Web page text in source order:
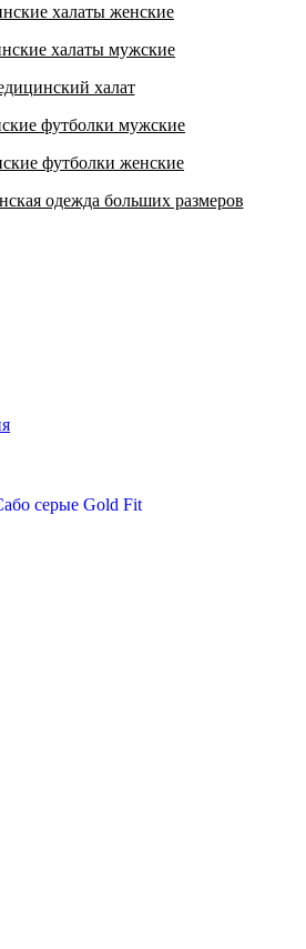
халаты женские
халаты мужские
халат
футболки мужские
футболки женские
одежда больших размеров